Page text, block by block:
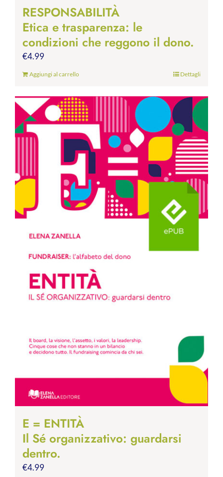
RESPONSABILITÀ
Etica e trasparenza: le
condizioni che reggono il dono.
€4.99
Aggiungi al carrello Dettagli
E = ENTITÀ
Il Sé organizzativo: guardarsi
dentro.
€4.99